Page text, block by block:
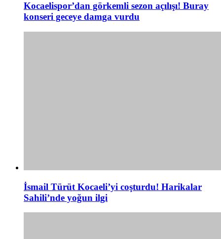
Kocaelispor’dan görkemli sezon açılışı! Buray
konseri geceye damga vurdu
İsmail Türüt Kocaeli’yi coşturdu! Harikalar
Sahili’nde yoğun ilgi